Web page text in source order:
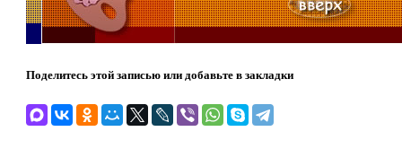
Поделитесь этой записью или добавьте в закладки